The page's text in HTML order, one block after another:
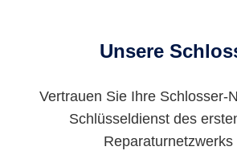
Unsere
Vertrauen Sie Ihre Schlosser-
Schlüsseldienst des
Reparaturnetzwerks